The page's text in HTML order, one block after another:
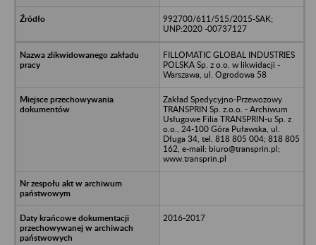
992700/611/515/2015-SAK;
UNP:2020 -00737127
FILLOMATIC GLOBAL INDUSTRIES
POLSKA Sp. z o.o. w likwidacji -
Warszawa, ul. Ogrodowa 58
Zakład Spedycyjno-Przewozowy
TRANSPRIN Sp. z.o.o. - Archiwum
Usługowe Filia TRANSPRIN-u Sp. z
o.o., 24-100 Góra Puławska, ul.
Długa 34, tel. 818 805 004; 818 805
162, e-mail: biuro@transprin.pl;
www.transprin.pl
2016-2017